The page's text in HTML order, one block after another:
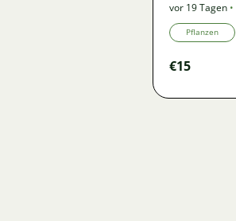
vor 19 Tagen •
Pflanzen
€15